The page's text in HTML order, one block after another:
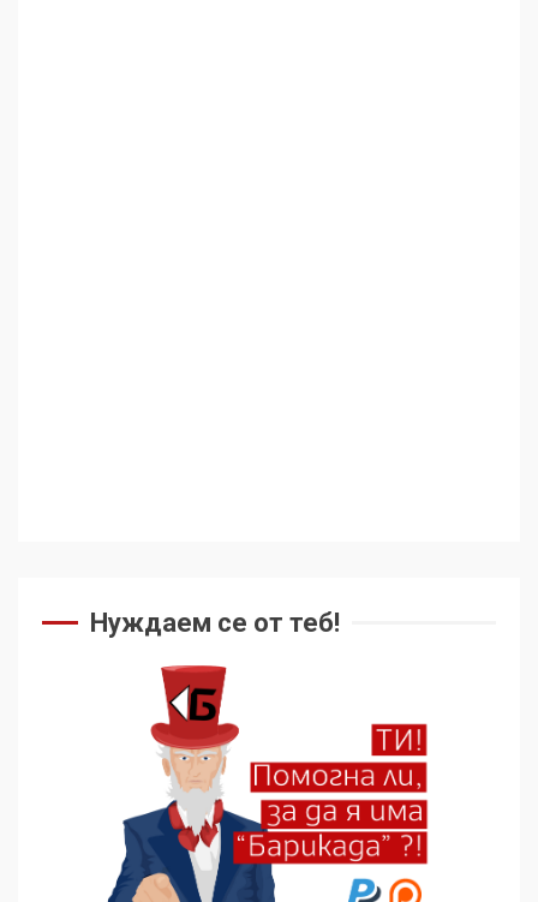
Нуждаем се от теб!